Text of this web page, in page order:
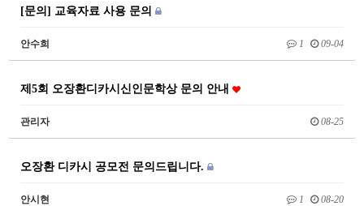
[문의] 교육자료 사용 문의
안수희 1 09-04
제5회 오장환디카시신인문학상 문의 안내
관리자 08-25
오장환 디카시 공모전 문의드립니다.
안시현 1 08-20